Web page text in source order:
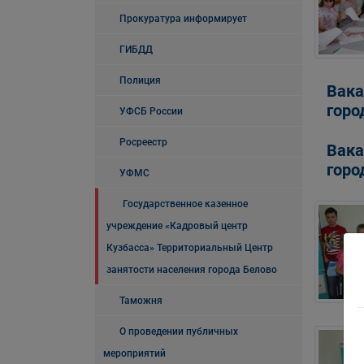
Прокуратура информирует
ГИБДД
Полиция
УФСБ России
Росреестр
УФМС
Государственное казенное
учреждение «Кадровый центр
Кузбасса» Территориальный Центр
занятости населения города Белово
Таможня
О проведении публичных
мероприятий